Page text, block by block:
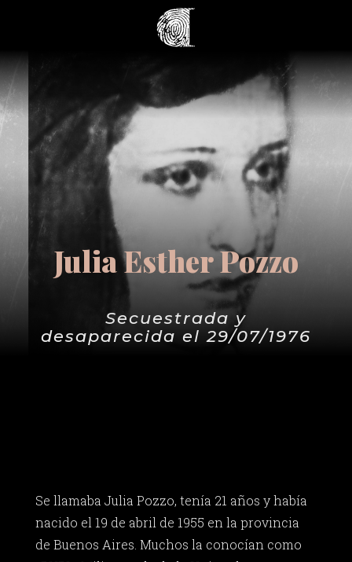
Julia Esther Pozzo
Secuestrada y
desaparecida el 29/07/1976
Se llamaba Julia Pozzo, tenía 21 años y había
nacido el 19 de abril de 1955 en la provincia
de Buenos Aires. Muchos la conocían como